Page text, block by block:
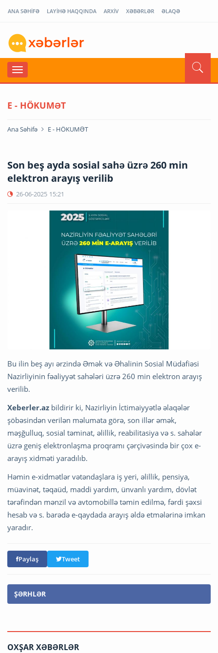
ANA SƏHİFƏ LAYİHƏ HAQQINDA ARXİV XƏBƏRLƏR ƏLAQƏ
E - HÖKUMƏT
Ana Səhifə E - HÖKUMƏT
Son beş ayda sosial sahə üzrə 260 min
elektron arayış verilib
26-06-2025 15:21
Bu ilin beş ayı ərzində Əmək və Əhalinin Sosial Müdafiəsi
Nazirliyinin fəaliyyət sahələri üzrə 260 min elektron arayış
verilib.
Xeberler.az bildirir ki, Nazirliyin İctimaiyyətlə əlaqələr
şöbəsindən verilən məlumata görə, son illər əmək,
məşğulluq, sosial təminat, əlillik, reabilitasiya və s. sahələr
üzrə geniş elektronlaşma proqramı çərçivəsində bir çox e-
arayış xidməti yaradılıb.
Həmin e-xidmətlər vətəndaşlara iş yeri, əlillik, pensiya,
müavinət, təqaüd, maddi yardım, ünvanlı yardım, dövlət
tərəfindən mənzil və avtomobillə təmin edilmə, fərdi şəxsi
hesab və s. barədə e-qaydada arayış əldə etmələrinə imkan
yaradır.
Paylaş Tweet
ŞƏRHLƏR
OXŞAR XƏBƏRLƏR